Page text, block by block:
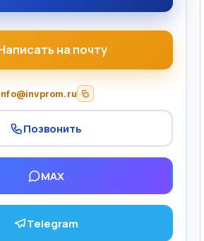
на почту
Позвонить
MAX
Telegram